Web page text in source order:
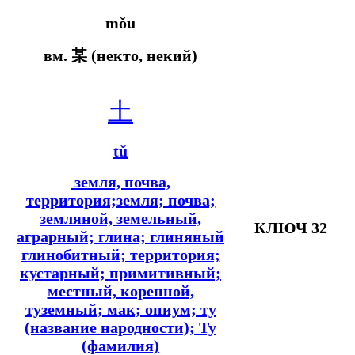
mǒu
вм. 某 (некто, некий)
土
tǔ
земля, почва,
территория;земля; почва;
земляной, земельный,
аграрный; глина; глиняный
глинобитный; территория;
кустарный; примитивный;
местный, коренной,
туземный; мак; опиум; ту
(название народности); Ту
(фамилия)
КЛЮЧ 32